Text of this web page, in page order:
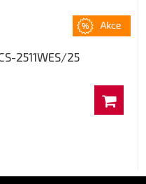
2511WES/25